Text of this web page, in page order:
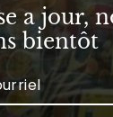
a jour,
bientôt